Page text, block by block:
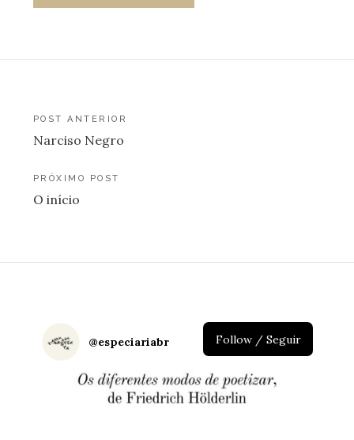
Navegação
de
Post
POST ANTERIOR
Narciso Negro
PRÓXIMO POST
O início
@especiariabr Follow / Seguir